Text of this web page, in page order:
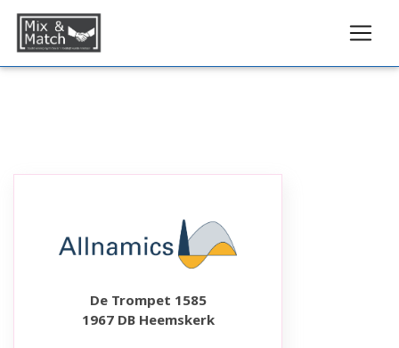
De Trompet 1585
1967 DB Heemskerk